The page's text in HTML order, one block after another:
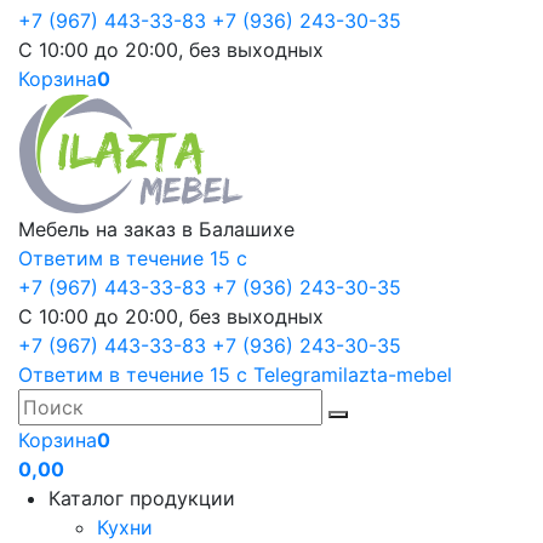
+7 (967) 443-33-83 +7 (936) 243-30-35
С 10:00 до 20:00, без выходных
Корзина0
Мебель на заказ в Балашихе
Ответим в течение 15 с
+7 (967) 443-33-83 +7 (936) 243-30-35
С 10:00 до 20:00, без выходных
+7 (967) 443-33-83 +7 (936) 243-30-35
Ответим в течение 15 с Telegramilazta-mebel
Корзина0
0,00
Каталог продукции
Кухни